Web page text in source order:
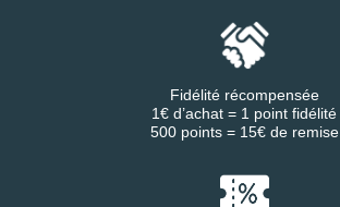
Fidélité récompensée
1€ d’achat = 1 point fidélité
500 points = 15€ de remise